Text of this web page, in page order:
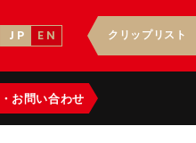
J P E N クリップリスト
・ お問い合わせ